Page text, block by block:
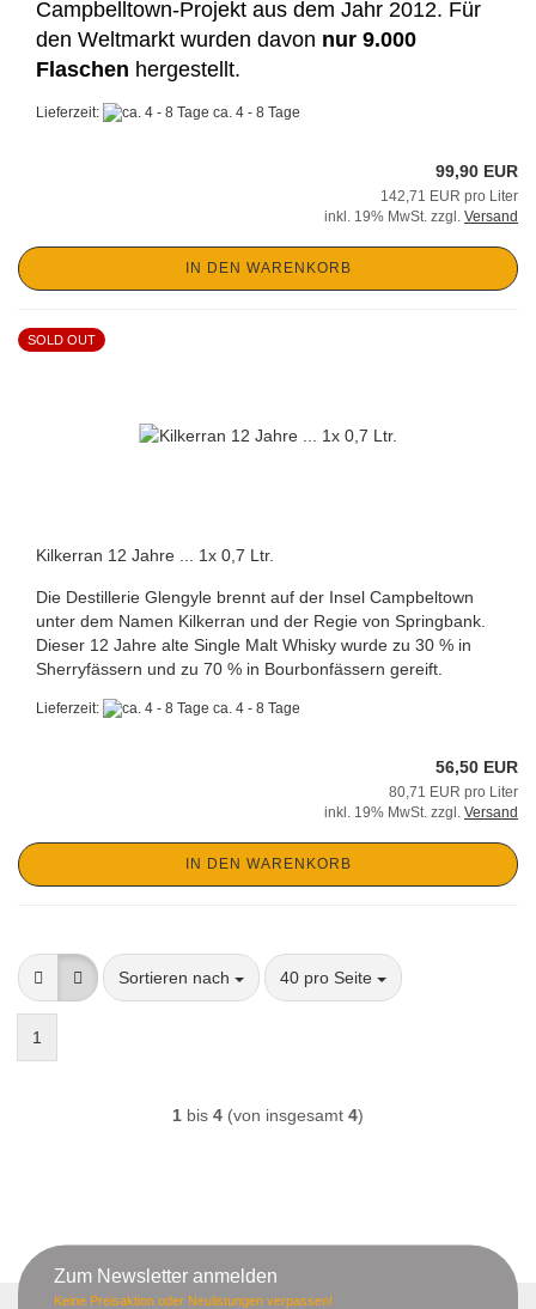
Campbelltown-Projekt aus dem Jahr 2012. Für
den Weltmarkt wurden davon nur 9.000
Flaschen hergestellt.
Lieferzeit: ca. 4 - 8 Tage
99,90 EUR
142,71 EUR pro Liter
inkl. 19% MwSt. zzgl. Versand
IN DEN WARENKORB
SOLD OUT
Kilkerran 12 Jahre ... 1x 0,7 Ltr.
Die Destillerie Glengyle brennt auf der Insel Campbeltown
unter dem Namen Kilkerran und der Regie von Springbank.
Dieser 12 Jahre alte Single Malt Whisky wurde zu 30 % in
Sherryfässern und zu 70 % in Bourbonfässern gereift.
Lieferzeit: ca. 4 - 8 Tage
56,50 EUR
80,71 EUR pro Liter
inkl. 19% MwSt. zzgl. Versand
IN DEN WARENKORB
Sortieren nach
Sortieren nach 40 pro Seite
pro Seite
1
1 bis 4 (von insgesamt 4)
Zum Newsletter anmelden
Keine Preisaktion oder Neulistungen verpassen!